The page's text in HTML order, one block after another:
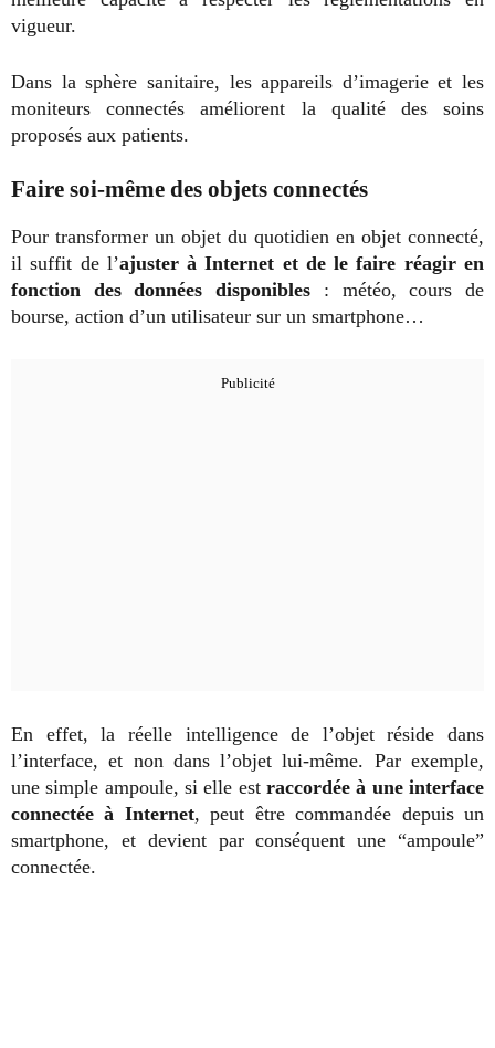
vigueur.
Dans la sphère sanitaire, les appareils d’imagerie et les
moniteurs connectés améliorent la qualité des soins
proposés aux patients.
Faire soi-même des objets connectés
Pour transformer un objet du quotidien en objet connecté,
il suffit de l’ajuster à Internet et de le faire réagir en
fonction des données disponibles : météo, cours de
bourse, action d’un utilisateur sur un smartphone…
En effet, la réelle intelligence de l’objet réside dans
l’interface, et non dans l’objet lui-même. Par exemple,
une simple ampoule, si elle est raccordée à une interface
connectée à Internet, peut être commandée depuis un
smartphone, et devient par conséquent une “ampoule”
connectée.